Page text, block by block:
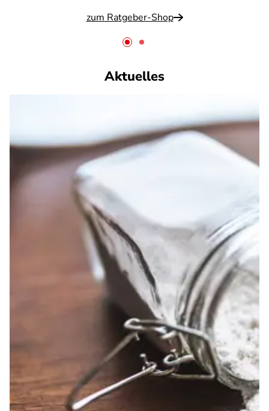
zum Ratgeber-Shop
Aktuelles